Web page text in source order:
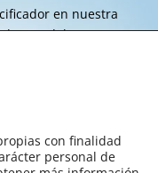
en nuestra
del agua no
con finalidad
personal de